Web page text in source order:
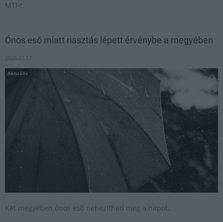
MTI-t.
Ónos eső miatt riasztás lépett érvénybe a megyében
2026.02.17
Aktuális
Két megyében ónos eső nehezítheti meg a napot.